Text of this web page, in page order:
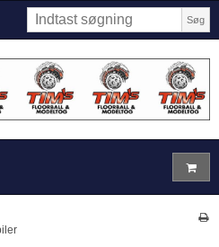
Søg